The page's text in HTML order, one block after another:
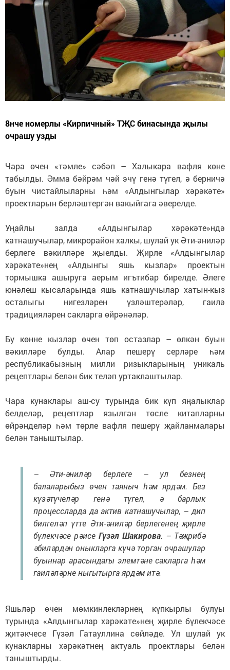
8нче номерлы «Кирпичный» ТҖС бинасында җылы
очрашу узды
Чара өчен «тәмле» сәбәп – Халыкара вафля көне
табылды. Әмма бәйрәм чәй эчү генә түгел, ә берничә
буын чистайлыларны һәм «Алдынгылар хәрәкәте»
проектларын берләштергән вакыйгага әверелде.
Уңайлы залда «Алдынгылар хәрәкәте»ндә
катнашучылар, микрорайон халкы, шулай ук Әти-әниләр
берлеге вәкилләре җыелды. Җирле «Алдынгылар
хәрәкәте»нең «Алдынгы яшь кызлар» проектын
тормышка ашыруга аерым игътибар бирелде. Әлеге
юнәлеш кысаларында яшь катнашучылар хатын-кыз
осталыгы нигезләрен үзләштерәләр, гаилә
традицияләрен сакларга өйрәнәләр.
Бу көнне кызлар өчен төп остазлар – өлкән буын
вәкилләре булды. Алар пешерү серләре һәм
республикабызның милли ризыкларының уникаль
рецептлары белән бик теләп уртаклаштылар.
Чара кунаклары аш-су турында бик күп яңалыклар
белделәр, рецептлар язылган төсле китапларны
өйрәнделәр һәм төрле вафля пешерү җайланмалары
белән таныштылар.
– Әти-әниләр берлеге – ул безнең
балаларыбыз өчен таяныч һәм ярдәм. Без
күзәтүчеләр генә түгел, ә барлык
процессларда да актив катнашучылар, – дип
билгеләп үтте Әти-әниләр берлегенең җирле
бүлекчәсе рәисе Гүзәл Шакирова. – Тәҗрибә
әбиләрдән оныкларга күчә торган очрашулар
буыннар арасындагы элемтәне сакларга һәм
гаиләләрне ныгытырга ярдәм итә.
Яшьләр өчен мөмкинлекләрнең күпкырлы булуы
турында «Алдынгылар хәрәкәте»нең җирле бүлекчәсе
җитәкчесе Гүзәл Гатауллина сөйләде. Ул шулай ук
кунакларны хәрәкәтнең актуаль проектлары белән
таныштырды.